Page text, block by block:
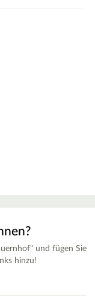
und fügen Sie
hinzu!